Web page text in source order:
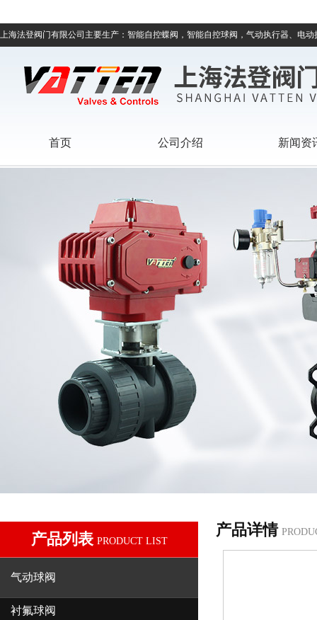
上海法登阀门有限公司主要生产：智能自控蝶阀，智能自控球阀，气动执行器、电
首页 公司介绍 新闻资
产品列表 PRODUCT LIST
气动球阀
衬氟球阀
产品详情